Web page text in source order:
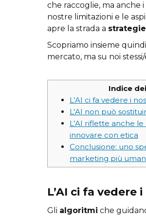
che raccoglie, ma anche
nostre limitazioni e le
apre la strada a
Scopriamo insieme
mercato, ma su noi stessi/
Indice
L’AI ci fa vedere i
L’AI non può
L’AI riflette anche
innovare con etica
Conclusione: uno
marketing più
L’AI ci fa vedere
Gli algoritmi che